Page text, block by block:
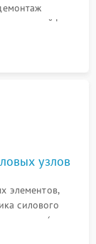
шлейфов
катушкам
узлов
элементов,
силового
(для
(для газовых